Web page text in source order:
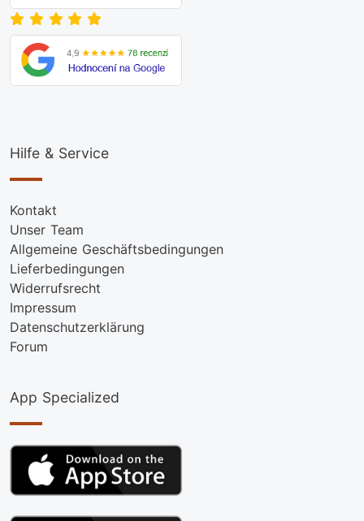
Hilfe & Service
Kontakt
Unser Team
Allgemeine Geschäftsbedingungen
Lieferbedingungen
Widerrufsrecht
Impressum
Datenschutzerklärung
Forum
App Specialized